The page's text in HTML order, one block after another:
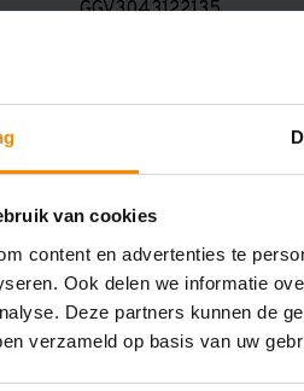
van cookies
content en advertenties te
Ook delen we informatie
Deze partners kunnen de
verzameld op basis van uw
GGV3043122135
1.200 mm
1.350 mm
2